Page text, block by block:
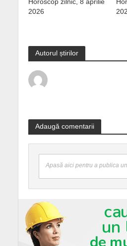
2026
Autorul știrilor
Adaugă comentarii
Apasă aici pentru a publica